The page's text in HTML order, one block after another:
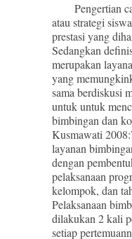
Pengertian
atau strategi
prestasi yang
Sedangkan
merupakan
yang
sama berdiskusi
untuk untuk
bimbingan dan
Kusmawati
layanan
dengan
pelaksanaan
kelompok, dan
Pelaksanaan
dilakukan 2 kali
setiap